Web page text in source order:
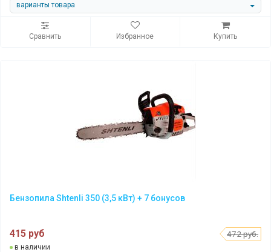
варианты товара
Сравнить Избранное Купить
Бензопила Shtenli 350 (3,5 кВт) + 7 бонусов
415 руб 472 руб.
в наличии